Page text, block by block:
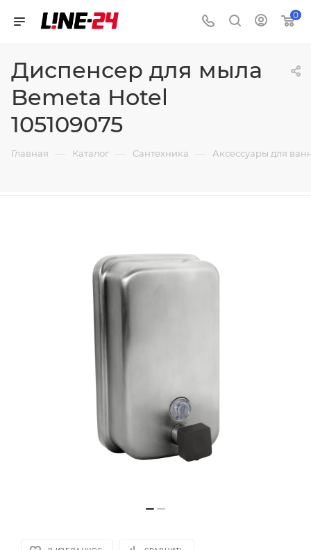
0
Диспенсер для мыла
Bemeta Hotel
105109075
Главная — Каталог — Сантехника — Аксессуары для